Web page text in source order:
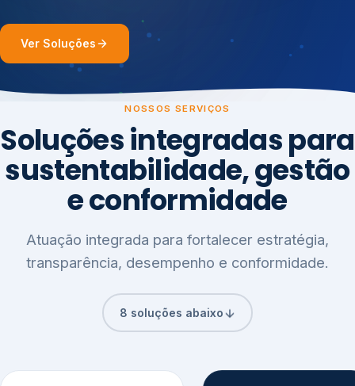
Ver Soluções
NOSSOS SERVIÇOS
Soluções integradas para
sustentabilidade, gestão
e conformidade
Atuação integrada para fortalecer estratégia,
transparência, desempenho e conformidade.
8 soluções abaixo